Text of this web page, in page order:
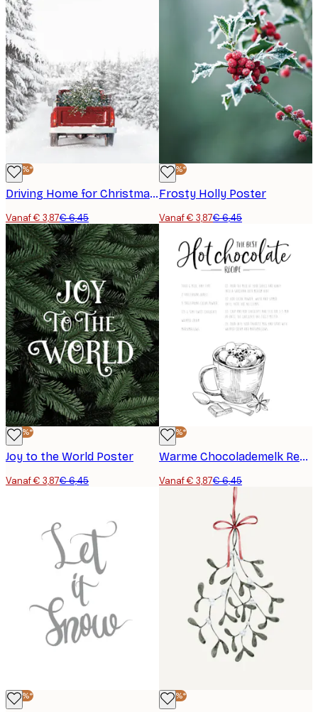
-40%*
Driving Home for Christmas Poster
Vanaf € 3,87€ 6,45
-40%*
Frosty Holly Poster
Vanaf € 3,87€ 6,45
-40%*
Joy to the World Poster
Vanaf € 3,87€ 6,45
-40%*
Warme Chocolademelk Recept Poster
Vanaf € 3,87€ 6,45
-40%* -40%*